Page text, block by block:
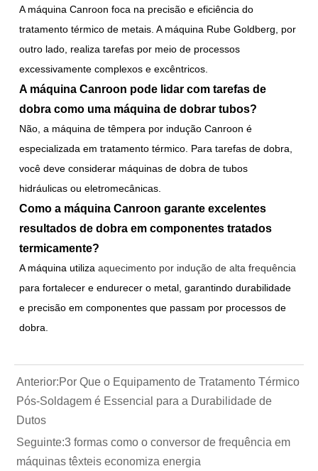
A máquina Canroon foca na precisão e eficiência do
tratamento térmico de metais. A máquina Rube Goldberg, por
outro lado, realiza tarefas por meio de processos
excessivamente complexos e excêntricos.
A máquina Canroon pode lidar com tarefas de
dobra como uma máquina de dobrar tubos?
Não, a máquina de têmpera por indução Canroon é
especializada em tratamento térmico. Para tarefas de dobra,
você deve considerar máquinas de dobra de tubos
hidráulicas ou eletromecânicas.
Como a máquina Canroon garante excelentes
resultados de dobra em componentes tratados
termicamente?
A máquina utiliza aquecimento por indução de alta frequência
para fortalecer e endurecer o metal, garantindo durabilidade
e precisão em componentes que passam por processos de
dobra.
Anterior:Por Que o Equipamento de Tratamento Térmico
Pós-Soldagem é Essencial para a Durabilidade de
Dutos
Seguinte:3 formas como o conversor de frequência em
máquinas têxteis economiza energia